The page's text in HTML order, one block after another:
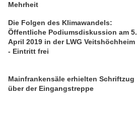
Mehrheit
Die Folgen des Klimawandels:
Öffentliche Podiumsdiskussion am 5.
April 2019 in der LWG Veitshöchheim
- Eintritt frei
Mainfrankensäle erhielten Schriftzug
über der Eingangstreppe